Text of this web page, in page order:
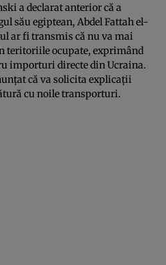
a declarat anterior că a
său egiptean, Abdel Fattah el-
ar fi transmis că nu va mai
teritoriile ocupate, exprimând
importuri directe din Ucraina.
că va solicita explicații
cu noile transporturi.